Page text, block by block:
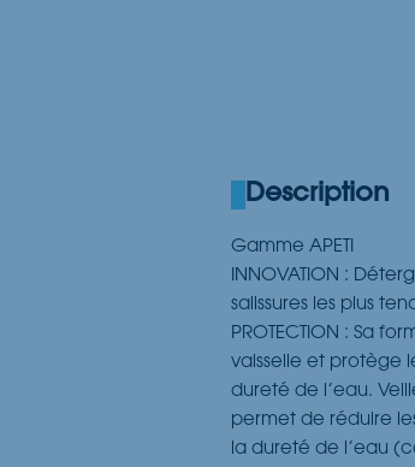
Description
Gamme APETI
INNOVATION :
salissures les plus
PROTECTION : Sa
vaisselle et protège
dureté de l’eau.
permet de réduire
la dureté de l’eau